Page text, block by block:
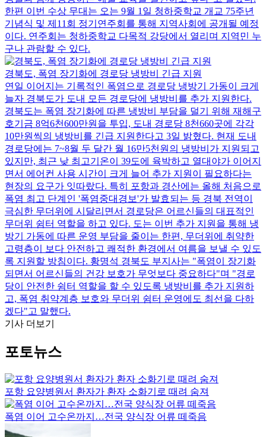
한편 이번 수상 무대는 오는 9월 1일 청하중학교 개교 75주년
기념식 및 제11회 정기연주회를 통해 지역사회에 공개될 예정
이다. 연주회는 청하중학교 다목적 강당에서 열리며 지역민 누
구나 관람할 수 있다.
경북도, 폭염 장기화에 경로당 냉방비 긴급 지원
연일 이어지는 기록적인 폭염으로 경로당 냉방기 가동이 크게
늘자 경북도가 도내 모든 경로당에 냉방비를 추가 지원한다.
경북도는 폭염 장기화에 따른 냉방비 부담을 덜기 위해 재해구
호기금 8억6천600만원을 투입, 도내 경로당 8천660곳에 각각
10만원씩의 냉방비를 긴급 지원한다고 3일 밝혔다. 현재 도내
경로당에는 7~8월 두 달간 월 16만5천원의 냉방비가 지원되고
있지만, 최근 낮 최고기온이 39도에 육박하고 열대야가 이어지
면서 에어컨 사용 시간이 크게 늘어 추가 지원이 필요하다는
현장의 요구가 잇따랐다. 특히 포항과 경산에는 올해 처음으로
폭염 최고 단계인 '폭염중대경보'가 발효되는 등 경북 전역이
극심한 무더위에 시달리면서 경로당은 어르신들의 대표적인
무더위 쉼터 역할을 하고 있다. 도는 이번 추가 지원을 통해 냉
방기 가동에 따른 운영 부담을 줄이는 한편, 무더위에 취약한
고령층이 보다 안전하고 쾌적한 환경에서 여름을 보낼 수 있도
록 지원할 방침이다. 황명석 경북도 부지사는 "폭염이 장기화
되면서 어르신들의 건강 보호가 무엇보다 중요하다"며 "경로
당이 안전한 쉼터 역할을 할 수 있도록 냉방비를 추가 지원하
고, 폭염 취약계층 보호와 무더위 쉼터 운영에도 최선을 다하
겠다"고 말했다.
기사 더보기
포토뉴스
포항 요양병원서 환자가 환자 소화기로 때려 숨져
폭염 이어 고수온까지…전국 양식장 어류 떼죽음